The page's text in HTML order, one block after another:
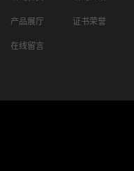
产品展厅 证书荣誉
在线留言